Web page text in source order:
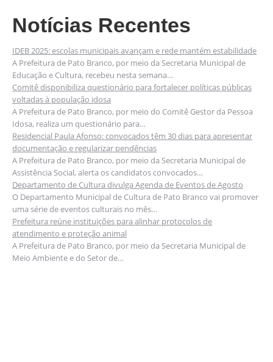
Notícias Recentes
IDEB 2025: escolas municipais avançam e rede mantém estabilidade
A Prefeitura de Pato Branco, por meio da Secretaria Municipal de
Educação e Cultura, recebeu nesta semana…
Comitê disponibiliza questionário para fortalecer políticas públicas
voltadas à população idosa
A Prefeitura de Pato Branco, por meio do Comitê Gestor da Pessoa
Idosa, realiza um questionário para…
Residencial Paula Afonso: convocados têm 30 dias para apresentar
documentação e regularizar pendências
A Prefeitura de Pato Branco, por meio da Secretaria Municipal de
Assistência Social, alerta os candidatos convocados…
Departamento de Cultura divulga Agenda de Eventos de Agosto
O Departamento Municipal de Cultura de Pato Branco vai promover
uma série de eventos culturais no mês…
Prefeitura reúne instituições para alinhar protocolos de
atendimento e proteção animal
A Prefeitura de Pato Branco, por meio da Secretaria Municipal de
Meio Ambiente e do Setor de…